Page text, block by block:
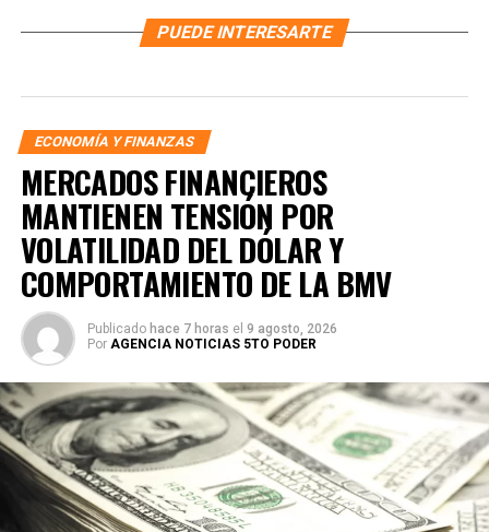
PUEDE INTERESARTE
ECONOMÍA Y FINANZAS
MERCADOS FINANCIEROS
MANTIENEN TENSIÓN POR
VOLATILIDAD DEL DÓLAR Y
COMPORTAMIENTO DE LA BMV
Publicado hace 7 horas el 9 agosto, 2026
Por AGENCIA NOTICIAS 5TO PODER